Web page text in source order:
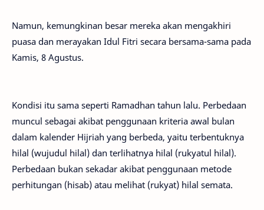
Namun, kemungkinan besar mereka akan mengakhiri
puasa dan merayakan Idul Fitri secara bersama-sama pada
Kamis, 8 Agustus.
Kondisi itu sama seperti Ramadhan tahun lalu. Perbedaan
muncul sebagai akibat penggunaan kriteria awal bulan
dalam kalender Hijriah yang berbeda, yaitu terbentuknya
hilal (wujudul hilal) dan terlihatnya hilal (rukyatul hilal).
Perbedaan bukan sekadar akibat penggunaan metode
perhitungan (hisab) atau melihat (rukyat) hilal semata.